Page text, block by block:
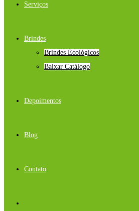
Serviços
Brindes
Brindes Ecológicos
Baixar Catálogo
Depoimentos
Blog
Contato